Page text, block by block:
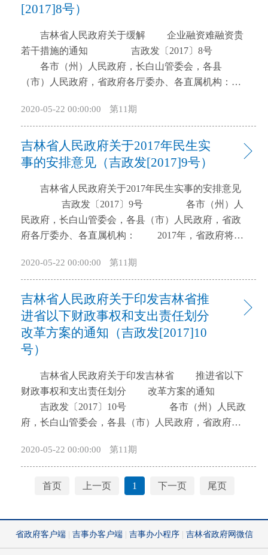
[2017]8号）
吉林省人民政府关于缓解 企业融资难融资贵
若干措施的通知 吉政发〔2017〕8号
各市（州）人民政府，长白山管委会，各县
（市）人民政府，省政府各厅委办、各直属机构：
抓落实”工作部署，提升金融服务质量，缓解企业融资
难融资贵，引导金融更好地支持实体经济，现将有关
事宜通知如下： 一、拓展融资渠道，优化金融供
给 （一）加大信贷资金投入力度。发挥信贷资金
亿元，当年新增1400亿元。强化地方金融机构表率带
头作用，企业信贷年度累放力争达到3200亿元，新增
370亿元，其中吉林银行年度新增110亿元，农村合作
金融机构年度新增260亿元。鼓励其他银行机构积极向
求。政策性银行机构年度企业信贷投放力争达到720亿
信贷投放力争达到5900亿元，新增410亿元；股份制商
业银行年度企业信贷投放力争达到740亿元，新增160
亿元。各银行机构在积极扩大信贷规模的基础上，努
力提升企业贷款户数和申贷获得率。（人民银行长春
责） （二）着力推动企业上市（挂牌）融资。抢
抓国家优先支持符合条件东北地区企业上市的重要机
遇，启动“上市驱动工程”，动态建立省级100户拟上市
企业培育库，按近期重点、中期培育、远期关注的要
企业梯队，各市、县按照不低于上一级数量20%建立
构联合孵化培育机制，分层分类创新更大力度的财政
资积极性。对完成辅导备案并纳入我省年度重点培育
计划的拟上市企业，给予不超过100万元的上市前期补
助，降低企业上市前期成本。实施“百千企业挂牌成
2020-05-22 00:00:00 第11期
吉林省人民政府关于2017年民生实
事的安排意见（吉政发[2017]9号）
吉林省人民政府关于2017年民生实事的安排意见
民政府，长白山管委会，各县（市）人民政府，省政
府各厅委办、各直属机构： 2017年，省政府将重
如下： 一、就业创业方面（3项） （一）城
镇新增就业50万人；实现农村劳动力转移就业400万
人；城镇零就业家庭实现动态清零，援助率100%。
（二）创建长春国家双创示范基地，组织认定10
个省级双创示范基地；打造10个大学生创业园。
（三）完善农民就业创业平台，新建省级农民工返乡
建农民工市民化综合服务中心5个，农民工市民化培训
5000人；开展“远程教育助力电子商务进万村”活动，
依托远程教育终端站点，实现全省行政村电子商务全
覆盖。 二、社会保障方面（5项） （四）扩
国结算平台，实现异地就医联网省份住院费用直接结
算。 （五）按照国家部署提高全省失业保险金标
准。 （六）健全医疗保险重特大疾病保障机制，
设，推进综合柜员制。 （八）加快保障性住房建
设，改造各类棚户区11.5万套。 三、扶贫济困方
2020-05-22 00:00:00 第11期
吉林省人民政府关于印发吉林省推
进省以下财政事权和支出责任划分
改革方案的通知（吉政发[2017]10
号）
吉林省人民政府关于印发吉林省 推进省以下
财政事权和支出责任划分 改革方案的通知
吉政发〔2017〕10号 各市（州）人民政
府，长白山管委会，各县（市）人民政府，省政府各
财政事权和支出责任划分改革方案》印发给你们，请
认真贯彻实施。 吉林省人民政府 2017
年3月5日 吉林省推进省以下财政事权和
革的指导意见》（国发〔2016〕49号）的有关要求，
推进省以下财政事权和支出责任划分改革，逐步实现
2020-05-22 00:00:00 第11期
首页 上一页 1 下一页 尾页